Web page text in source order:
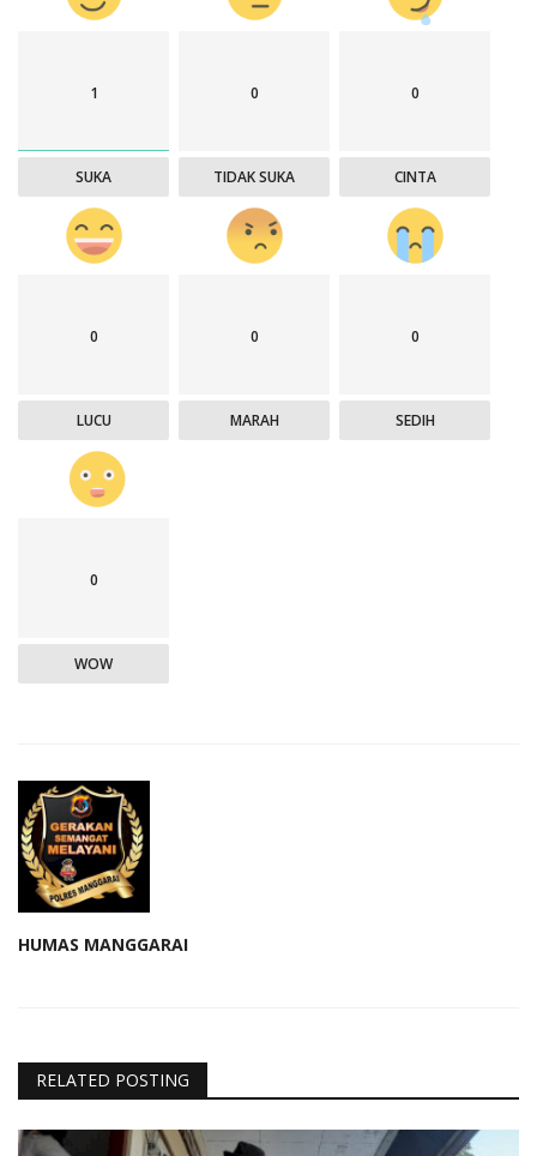
1
SUKA
0
TIDAK SUKA
0
CINTA
0
LUCU
0
MARAH
0
SEDIH
0
WOW
HUMAS MANGGARAI
RELATED POSTING